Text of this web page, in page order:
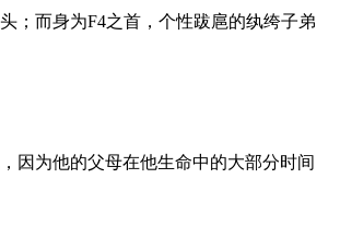
；而身为F4之首，个性跋扈的纨绔子弟
因为他的父母在他生命中的大部分时间